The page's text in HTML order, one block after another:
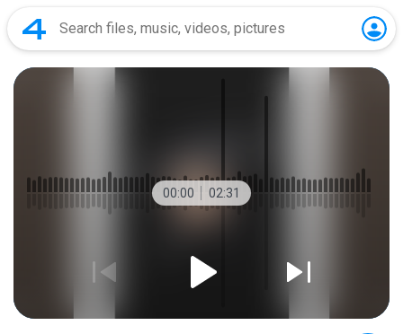
00:00 02:31